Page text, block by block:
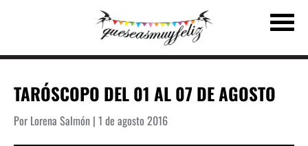
TARÓSCOPO DEL 01 AL 07 DE AGOSTO
Por Lorena Salmón | 1 de agosto 2016